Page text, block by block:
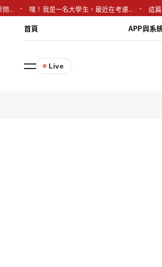
嘿！我是一名大學生，最近在考慮.. 這篇文章
首頁 APP與系
Live